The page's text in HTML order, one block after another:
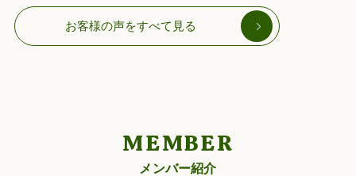
お客様の声をすべて見る
MEMBER
メンバー紹介